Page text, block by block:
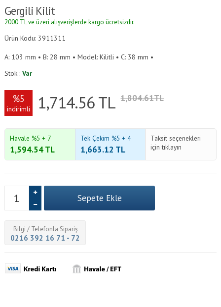
Gergili Kilit
2000 TL ve üzeri alışverişlerde kargo ücretsizdir.
Ürün Kodu: 3911311
A: 103 mm • B: 28 mm • Model: Kilitli • C: 38 mm •
Stok :Var
%5
indirimli 1,714.56TL 1,804.61TL
Havale %5 + 7
1,594.54TL
Tek Çekim %5 + 4
1,663.12 TL
Taksit seçenekleri
için tıklayın
Bilgi / Telefonla Sipariş
0216 392 16 71 - 72